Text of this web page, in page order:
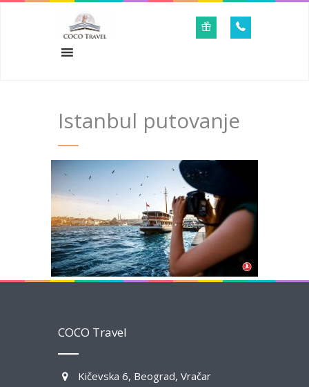
Istanbul putovanje
COCO Travel
Kičevska 6, Beograd, Vračar